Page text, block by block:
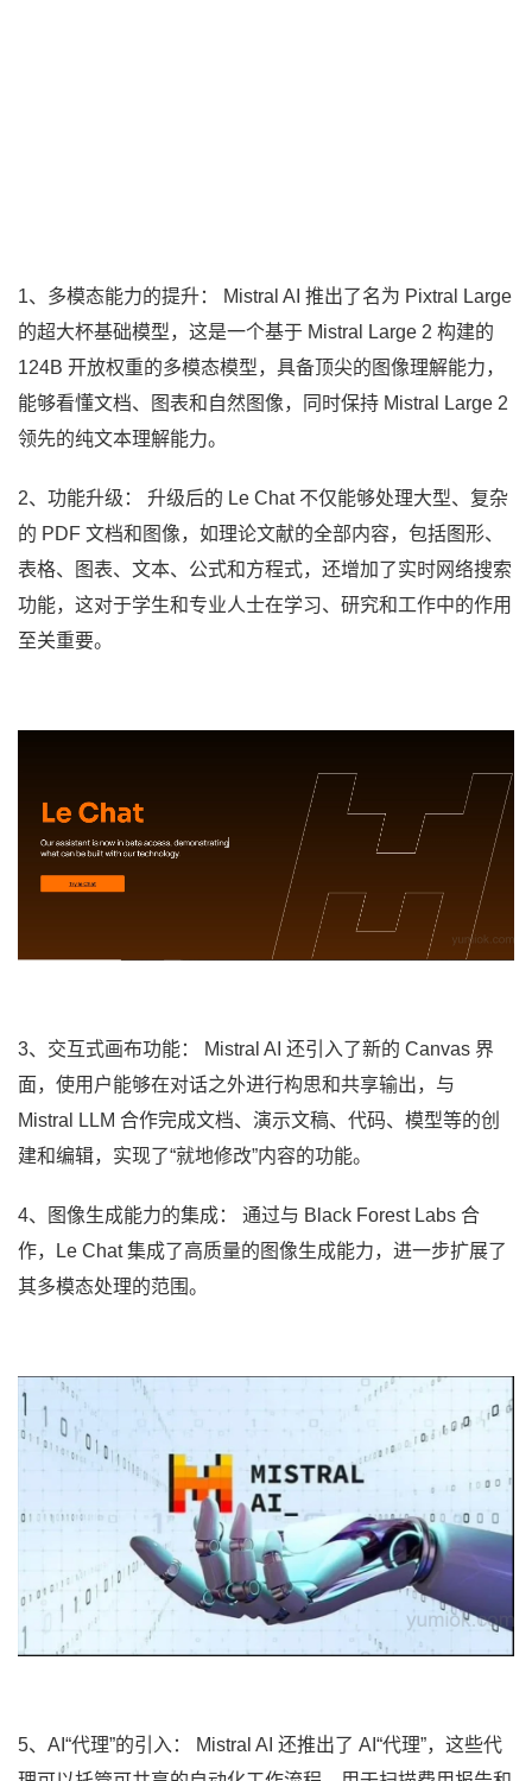
1、多模态能力的提升： Mistral AI 推出了名为 Pixtral Large
的超大杯基础模型，这是一个基于 Mistral Large 2 构建的
124B 开放权重的多模态模型，具备顶尖的图像理解能力，
能够看懂文档、图表和自然图像，同时保持 Mistral Large 2
领先的纯文本理解能力。
2、功能升级： 升级后的 Le Chat 不仅能够处理大型、复杂
的 PDF 文档和图像，如理论文献的全部内容，包括图形、
表格、图表、文本、公式和方程式，还增加了实时网络搜索
功能，这对于学生和专业人士在学习、研究和工作中的作用
至关重要。
3、交互式画布功能： Mistral AI 还引入了新的 Canvas 界
面，使用户能够在对话之外进行构思和共享输出，与
Mistral LLM 合作完成文档、演示文稿、代码、模型等的创
建和编辑，实现了“就地修改”内容的功能。
4、图像生成能力的集成： 通过与 Black Forest Labs 合
作，Le Chat 集成了高质量的图像生成能力，进一步扩展了
其多模态处理的范围。
5、AI“代理”的引入： Mistral AI 还推出了 AI“代理”，这些代